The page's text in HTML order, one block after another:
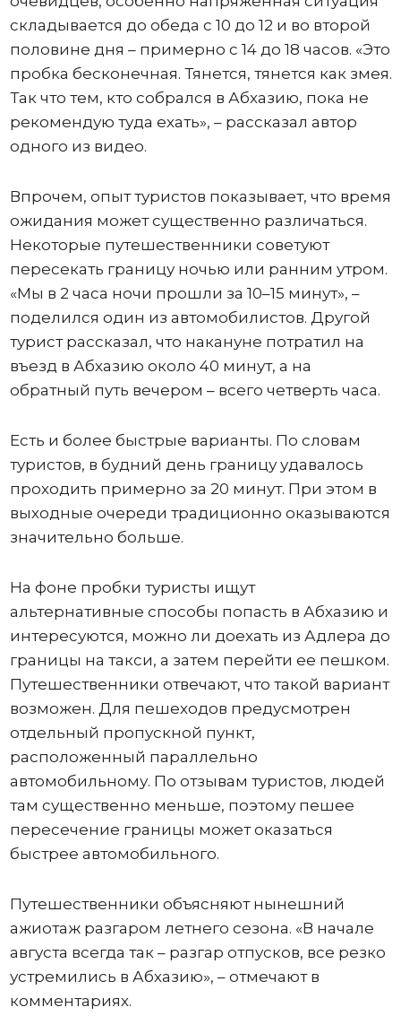
складывается до обеда с 10 до 12 и во второй
половине дня – примерно с 14 до 18 часов. «Это
пробка бесконечная. Тянется, тянется как змея.
Так что тем, кто собрался в Абхазию, пока не
рекомендую туда ехать», – рассказал автор
одного из видео.
Впрочем, опыт туристов показывает, что время
ожидания может существенно различаться.
Некоторые путешественники советуют
пересекать границу ночью или ранним утром.
«Мы в 2 часа ночи прошли за 10–15 минут», –
поделился один из автомобилистов. Другой
турист рассказал, что накануне потратил на
въезд в Абхазию около 40 минут, а на
обратный путь вечером – всего четверть часа.
Есть и более быстрые варианты. По словам
туристов, в будний день границу удавалось
проходить примерно за 20 минут. При этом в
выходные очереди традиционно оказываются
значительно больше.
На фоне пробки туристы ищут
альтернативные способы попасть в Абхазию и
интересуются, можно ли доехать из Адлера до
границы на такси, а затем перейти ее пешком.
Путешественники отвечают, что такой вариант
возможен. Для пешеходов предусмотрен
отдельный пропускной пункт,
расположенный параллельно
автомобильному. По отзывам туристов, людей
там существенно меньше, поэтому пешее
пересечение границы может оказаться
быстрее автомобильного.
Путешественники объясняют нынешний
ажиотаж разгаром летнего сезона. «В начале
августа всегда так – разгар отпусков, все резко
устремились в Абхазию», – отмечают в
комментариях.